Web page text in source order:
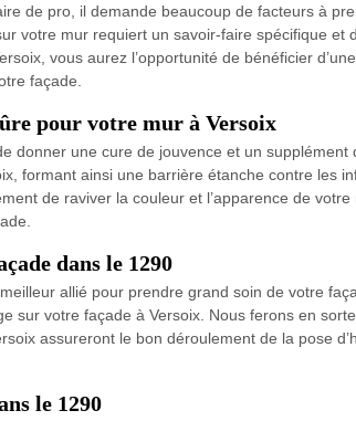
de pro, il demande beaucoup de facteurs à
votre mur requiert un savoir-faire spécifique
vous aurez l’opportunité de bénéficier
façade.
pour votre mur à Versoix
donner une cure de jouvence et un
formant ainsi une barrière étanche contre les
de raviver la couleur et l’apparence de
dans le 1290
allié pour prendre grand soin de votre
sur votre façade à Versoix. Nous ferons en
assureront le bon déroulement de la pose
le 1290